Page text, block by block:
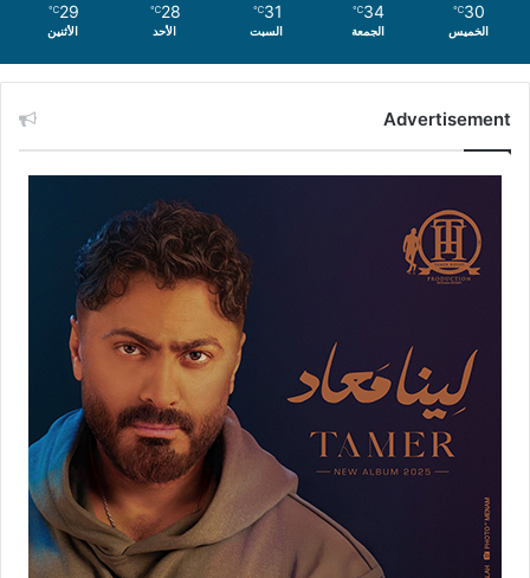
30
℃
الخميس
34
℃
الجمعة
31
℃
السبت
28
℃
الأحد
29
℃
الأثنين
Advertisement